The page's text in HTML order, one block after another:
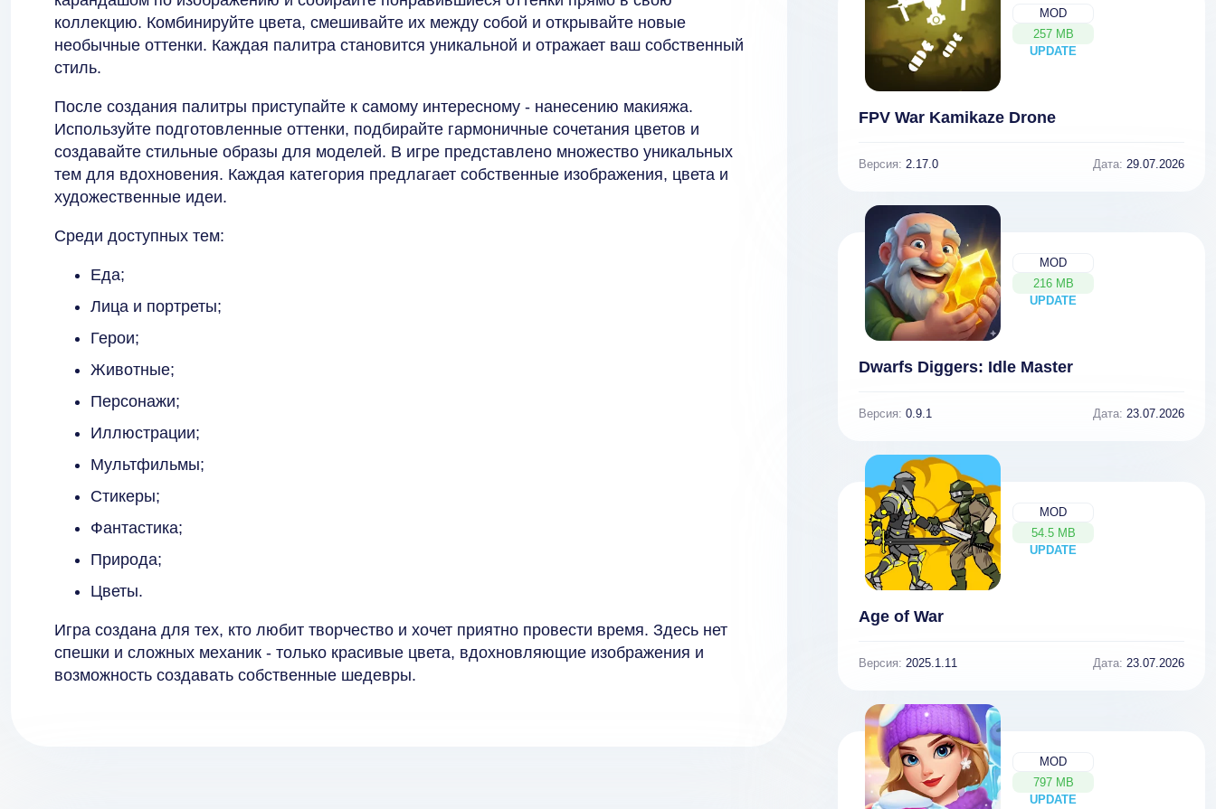
коллекцию. Комбинируйте цвета, смешивайте их между собой и открывайте новые
необычные оттенки. Каждая палитра становится уникальной и отражает ваш собственный
стиль.
После создания палитры приступайте к самому интересному - нанесению макияжа.
Используйте подготовленные оттенки, подбирайте гармоничные сочетания цветов и
создавайте стильные образы для моделей. В игре представлено множество уникальных
тем для вдохновения. Каждая категория предлагает собственные изображения, цвета и
художественные идеи.
Среди доступных тем:
Еда;
Лица и портреты;
Герои;
Животные;
Персонажи;
Иллюстрации;
Мультфильмы;
Стикеры;
Фантастика;
Природа;
Цветы.
Игра создана для тех, кто любит творчество и хочет приятно провести время. Здесь нет
спешки и сложных механик - только красивые цвета, вдохновляющие изображения и
возможность создавать собственные шедевры.
MOD
257 MB
UPDATE
NEW
FPV War Kamikaze Drone
Версия: 2.17.0 Дата: 29.07.2026
MOD
216 MB
UPDATE
NEW
Dwarfs Diggers: Idle Master
Версия: 0.9.1 Дата: 23.07.2026
MOD
54.5 MB
UPDATE
NEW
Age of War
Версия: 2025.1.11 Дата: 23.07.2026
MOD
797 MB
UPDATE
NEW